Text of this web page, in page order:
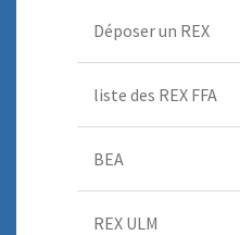
Déposer un REX
liste des REX FFA
BEA
REX ULM